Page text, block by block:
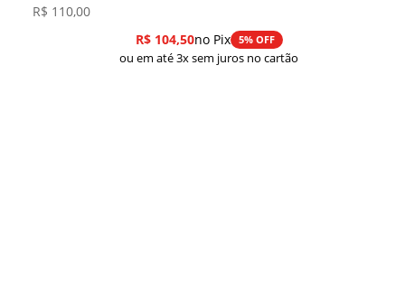
R$ 110,00
R$104,50no Pix 5% OFF
ou em até 3x sem juros no cartão